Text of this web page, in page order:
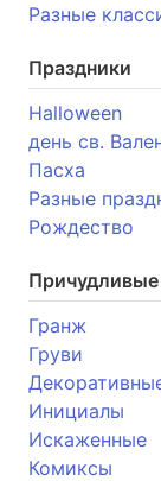
Разные
Праздники
Halloween
день св.
Пасха
Разные
Рождество
Причудливые
Гранж
Груви
Инициалы
Искаженные
Комиксы